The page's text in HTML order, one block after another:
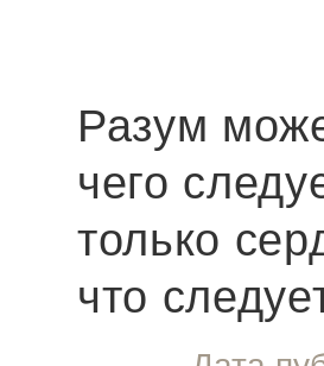
Разум
чего
только
что